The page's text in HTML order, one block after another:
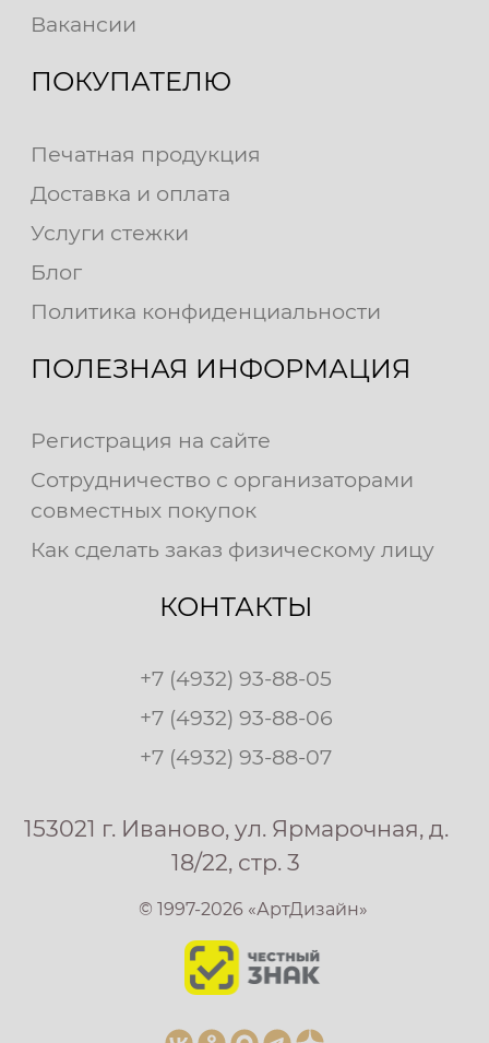
Вакансии
ПОКУПАТЕЛЮ
Печатная продукция
Доставка и оплата
Услуги стежки
Блог
Политика конфиденциальности
ПОЛЕЗНАЯ ИНФОРМАЦИЯ
Регистрация на сайте
Сотрудничество с организаторами
совместных покупок
Как сделать заказ физическому лицу
КОНТАКТЫ
+7 (4932) 93-88-05
+7 (4932) 93-88-06
+7 (4932) 93-88-07
153021 г. Иваново, ул. Ярмарочная, д.
18/22, стр. 3
© 1997-2026 «АртДизайн»